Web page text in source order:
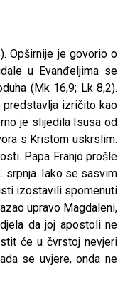
Opširnije je govorio o
u Evanđeljima se
(Mk 16,9; Lk 8,2).
izričito kao
je slijedila Isusa od
s Kristom uskrslim.
Papa Franjo prošle
srpnja. Iako se sasvim
izostavili spomenuti
upravo Magdaleni,
da joj apostoli ne
će u čvrstoj nevjeri
se uvjere, onda ne